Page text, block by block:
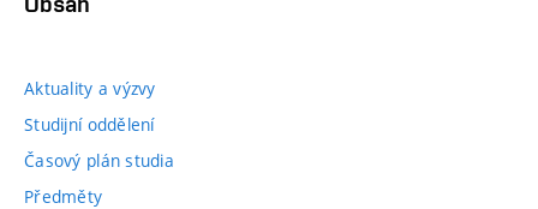
Aktuality a výzvy
Studijní oddělení
Časový plán studia
Předměty